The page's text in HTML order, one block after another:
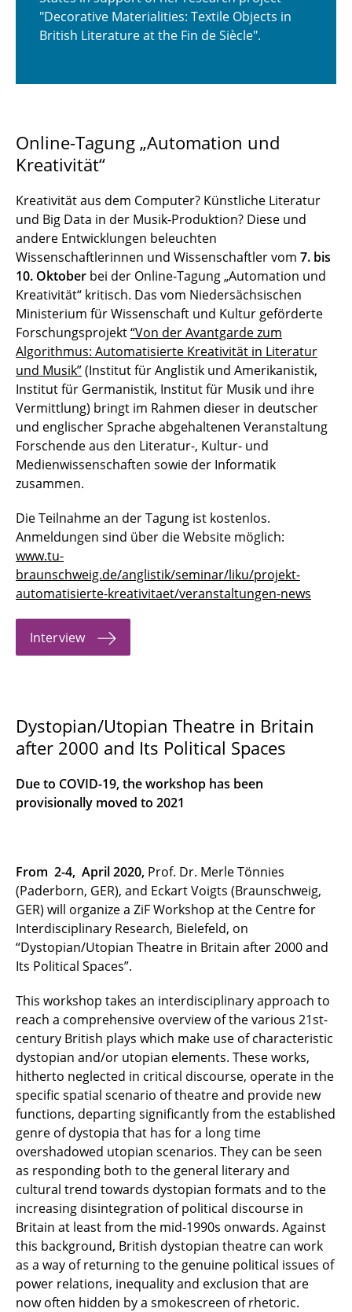
"Decorative Materialities: Textile Objects in
British Literature at the Fin de Siècle".
Online-Tagung „Automation und
Kreativität“
Kreativität aus dem Computer? Künstliche Literatur
und Big Data in der Musik-Produktion? Diese und
andere Entwicklungen beleuchten
Wissenschaftlerinnen und Wissenschaftler vom 7. bis
10. Oktober bei der Online-Tagung „Automation und
Kreativität“ kritisch. Das vom Niedersächsischen
Ministerium für Wissenschaft und Kultur geförderte
Forschungsprojekt“Von der Avantgarde zum
Algorithmus: Automatisierte Kreativität in Literatur
und Musik”(Institut für Anglistik und Amerikanistik,
Institut für Germanistik, Institut für Musik und ihre
Vermittlung) bringt im Rahmen dieser in deutscher
und englischer Sprache abgehaltenen Veranstaltung
Forschende aus den Literatur-, Kultur- und
Medienwissenschaften sowie der Informatik
zusammen.
Die Teilnahme an der Tagung ist kostenlos.
Anmeldungen sind über die Website möglich:
www.tu-
braunschweig.de/anglistik/seminar/liku/projekt-
automatisierte-kreativitaet/veranstaltungen-news
Interview
Dystopian/Utopian Theatre in Britain
after 2000 and Its Political Spaces
Due to COVID-19, the workshop has been
provisionally moved to 2021
From 2-4, April 2020, Prof. Dr. Merle Tönnies
(Paderborn, GER), and Eckart Voigts (Braunschweig,
GER) will organize a ZiF Workshop at the Centre for
Interdisciplinary Research, Bielefeld, on
“Dystopian/Utopian Theatre in Britain after 2000 and
Its Political Spaces”.
This workshop takes an interdisciplinary approach to
reach a comprehensive overview of the various 21st-
century British plays which make use of characteristic
dystopian and/or utopian elements. These works,
hitherto neglected in critical discourse, operate in the
specific spatial scenario of theatre and provide new
functions, departing significantly from the established
genre of dystopia that has for a long time
overshadowed utopian scenarios. They can be seen
as responding both to the general literary and
cultural trend towards dystopian formats and to the
increasing disintegration of political discourse in
Britain at least from the mid-1990s onwards. Against
this background, British dystopian theatre can work
as a way of returning to the genuine political issues of
power relations, inequality and exclusion that are
now often hidden by a smokescreen of rhetoric.